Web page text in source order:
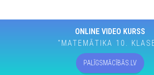
ONLINE VIDEO KURSS
"MATEMĀTIKA 10.
PALĪGSMĀCĪBĀS.LV